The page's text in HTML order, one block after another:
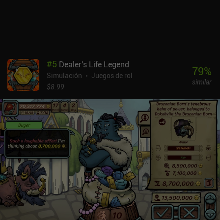
y Stardew Valley es un juego excelente repleto de horas de juego e
historias interesantes.
#5 Dealer's Life Legend
Simulación
Juegos de rol
$8.99
79%
similar